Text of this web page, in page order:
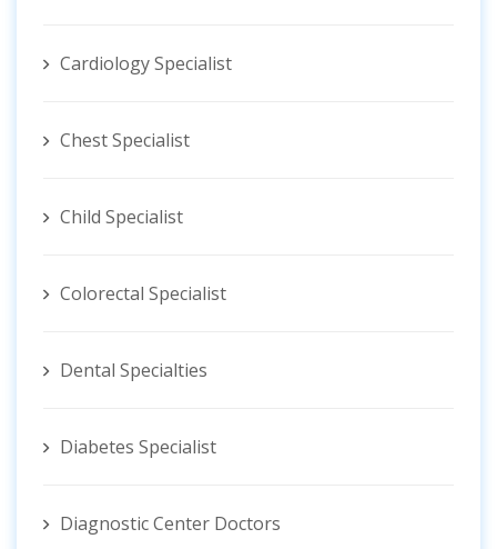
Cardiology Specialist
Chest Specialist
Child Specialist
Colorectal Specialist
Dental Specialties
Diabetes Specialist
Diagnostic Center Doctors